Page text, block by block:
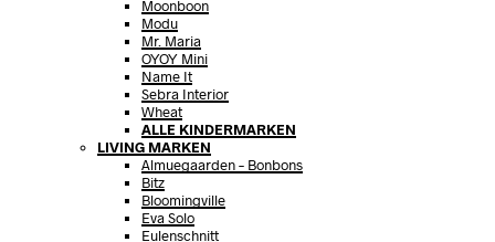
Moonboon
Modu
Mr. Maria
OYOY Mini
Name It
Sebra Interior
Wheat
ALLE KINDERMARKEN
LIVING MARKEN
Almuegaarden – Bonbons
Bitz
Bloomingville
Eva Solo
Eulenschnitt